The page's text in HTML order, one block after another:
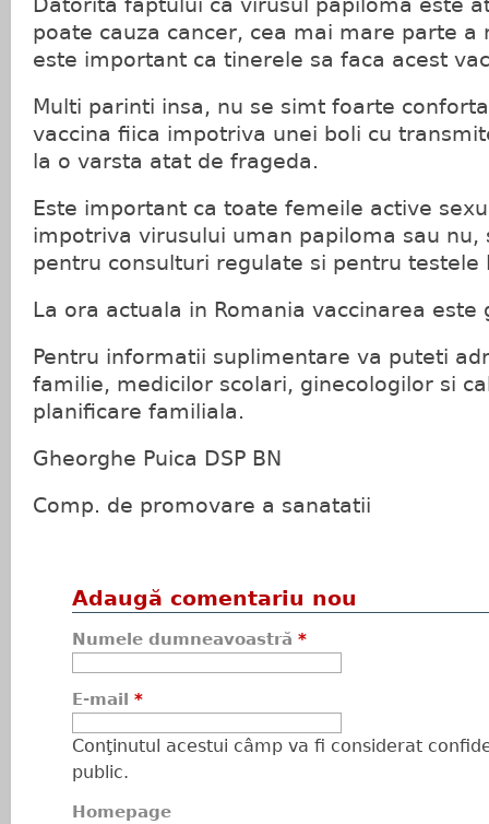
Datorita faptului ca virusul papiloma este
poate cauza cancer, cea mai mare parte a
este important ca tinerele sa faca acest
Multi parinti insa, nu se simt foarte
vaccina fiica impotriva unei boli cu
la o varsta atat de frageda.
Este important ca toate femeile active
impotriva virusului uman papiloma sau nu,
pentru consulturi regulate si pentru testele
La ora actuala in Romania vaccinarea este
Pentru informatii suplimentare va puteti
familie, medicilor scolari, ginecologilor si
planificare familiala.
Gheorghe Puica DSP BN
Comp. de promovare a sanatatii
Adaugă comentariu nou
Numele dumneavoastră *
E-mail *
Conţinutul acestui câmp va fi considerat
public.
Homepage